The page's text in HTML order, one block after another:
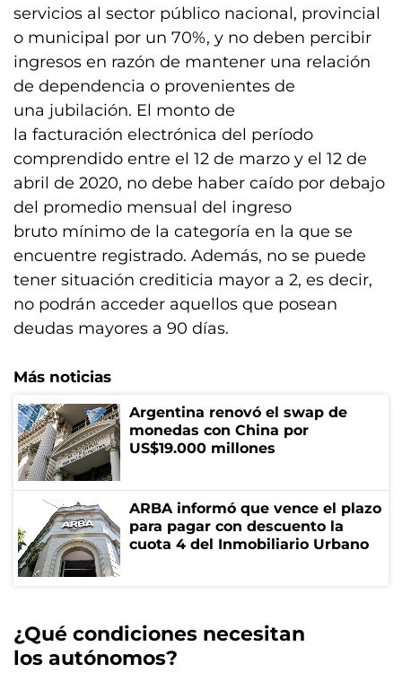
servicios al sector público nacional, provincial
o municipal por un 70%, y no deben percibir
ingresos en razón de mantener una relación
de dependencia o provenientes de
una jubilación. El monto de
la facturación electrónica del período
comprendido entre el 12 de marzo y el 12 de
abril de 2020, no debe haber caído por debajo
del promedio mensual del ingreso
bruto mínimo de la categoría en la que se
encuentre registrado. Además, no se puede
tener situación crediticia mayor a 2, es decir,
no podrán acceder aquellos que posean
deudas mayores a 90 días.
Más noticias
Argentina renovó el swap de
monedas con China por
US$19.000 millones
ARBA informó que vence el plazo
para pagar con descuento la
cuota 4 del Inmobiliario Urbano
¿Qué condiciones necesitan
los autónomos?